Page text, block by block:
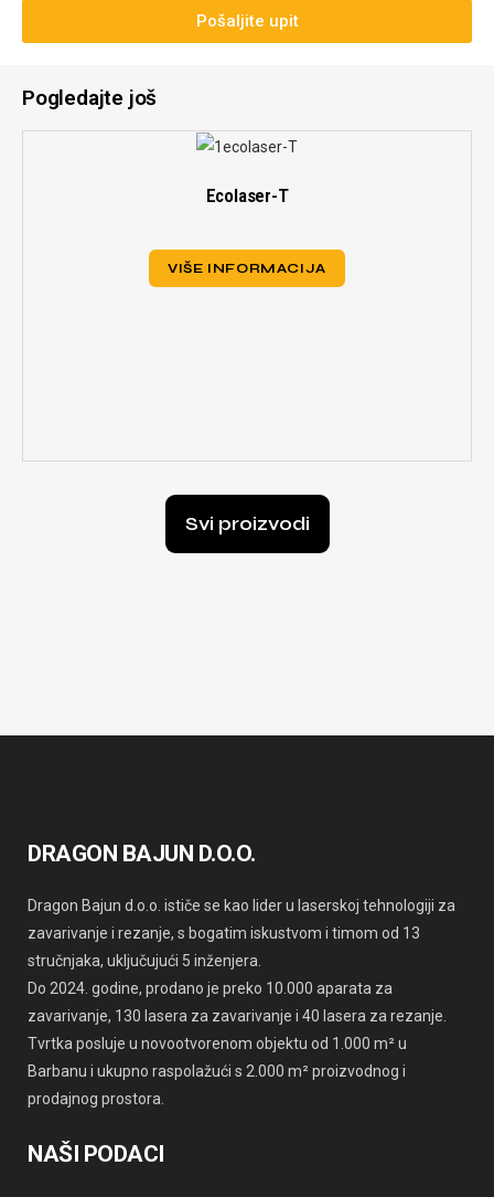
Pošaljite upit
Pogledajte još
Ecolaser-T
VIŠE INFORMACIJA
Svi proizvodi
DRAGON BAJUN D.O.O.
Dragon Bajun d.o.o. ističe se kao lider u laserskoj tehnologiji za
zavarivanje i rezanje, s bogatim iskustvom i timom od 13
stručnjaka, uključujući 5 inženjera.
Do 2024. godine, prodano je preko 10.000 aparata za
zavarivanje, 130 lasera za zavarivanje i 40 lasera za rezanje.
Tvrtka posluje u novootvorenom objektu od 1.000 m² u
Barbanu i ukupno raspolažući s 2.000 m² proizvodnog i
prodajnog prostora.
NAŠI PODACI